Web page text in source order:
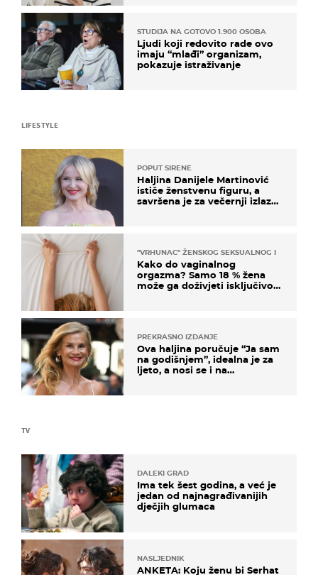
STUDIJA NA GOTOVO 1.900 OSOBA
Ljudi koji redovito rade ovo
imaju “mlađi” organizam,
pokazuje istraživanje
TV
DALEKI GRAD
Ima tek šest godina, a već je
jedan od najnagrađivanijih
dječjih glumaca
NASLJEDNIK
ANKETA: Koju ženu bi Serhat
LIFESTYLE
POPUT SIRENE
Haljina Danijele Martinović
ističe ženstvenu figuru, a
savršena je za večernji izlazak
"VRHUNAC" ŽENSKOG SEKSUALNOG ISKUSTVA
Kako do vaginalnog
orgazma? Samo 18 % žena
može ga doživjeti isključivo
PREKRASNO IZDANJE
Ova haljina poručuje “Ja sam
na godišnjem”, idealna je za
ljeto, a nosi se i na